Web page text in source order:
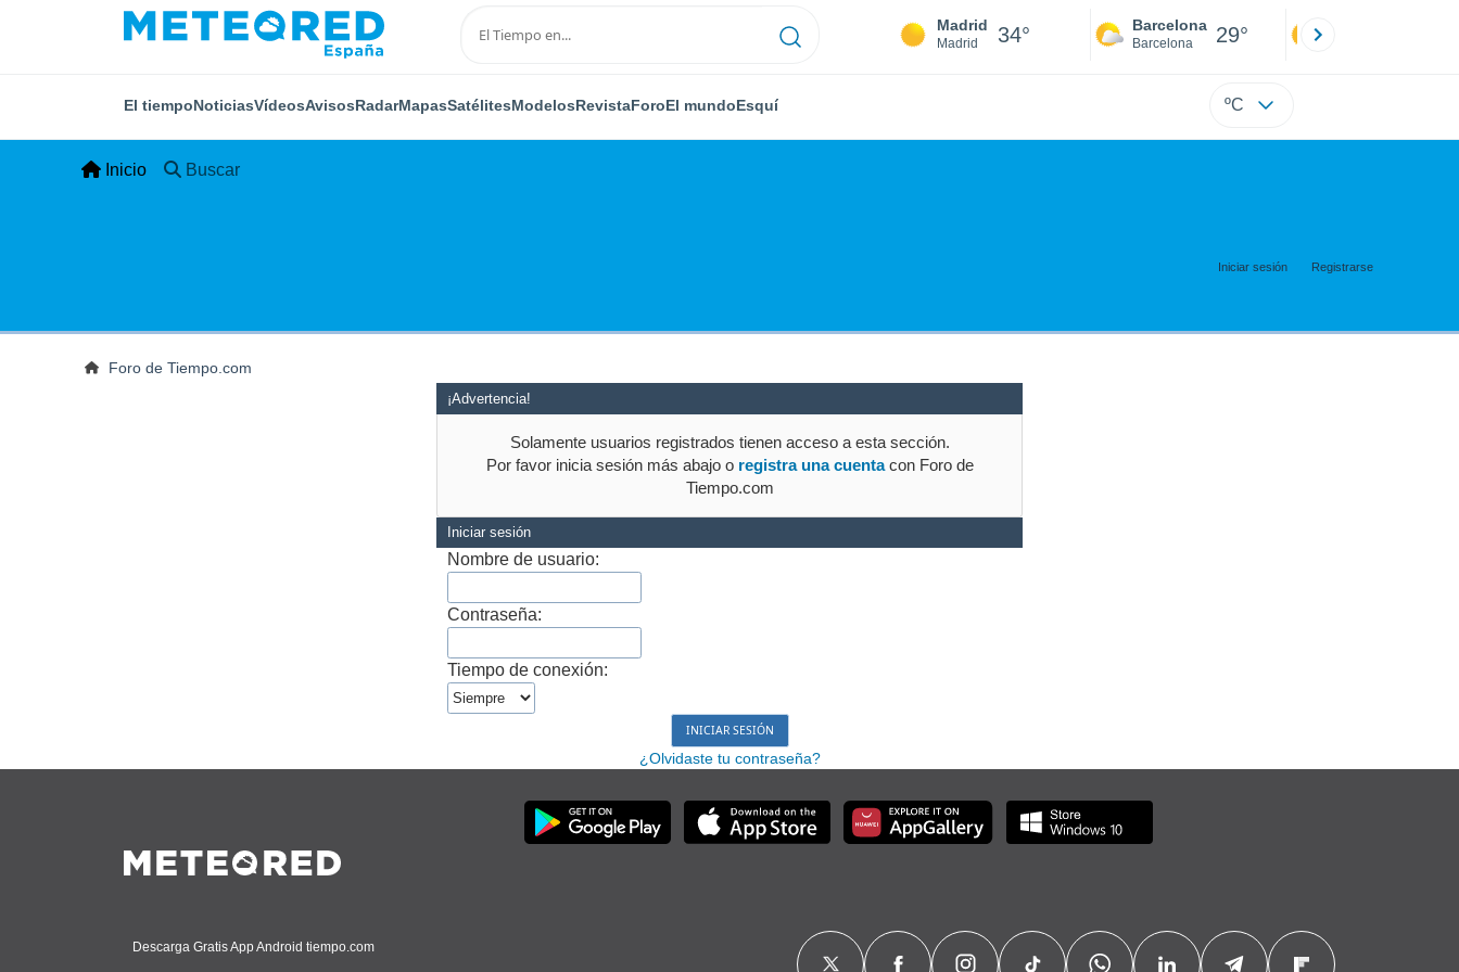
Madrid
Madrid 34° Barcelona
Barcelona 29°
El tiempoNoticiasVídeosAvisosRadarMapasSatélitesModelosRevistaForoEl mundoEsquí ºC
Inicio Buscar
Iniciar sesión Registrarse
Foro de Tiempo.com
¡Advertencia!
Solamente usuarios registrados tienen acceso a esta sección.
Por favor inicia sesión más abajo o registra una cuentacon Foro de
Tiempo.com
Iniciar sesión
Nombre de usuario:
Contraseña:
Tiempo de conexión:
¿Olvidaste tu contraseña?
Descarga Gratis App Android tiempo.com